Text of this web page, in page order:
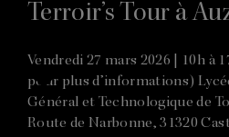
Terroir’s Tour à
Vendredi 27 mars 2026 | 10h à
pour plus d’informations)
Général et Technologique de
Route de Narbonne, 31320